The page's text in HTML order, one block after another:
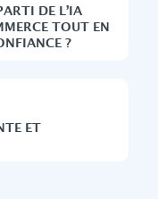
DE L’IA
TOUT EN
?
ET